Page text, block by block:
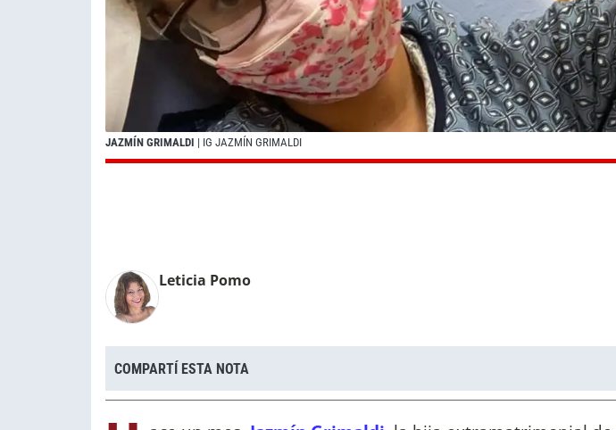
JAZMÍN GRIMALDI | IG JAZMÍN GRIMALDI
Leticia Pomo
COMPARTÍ ESTA NOTA